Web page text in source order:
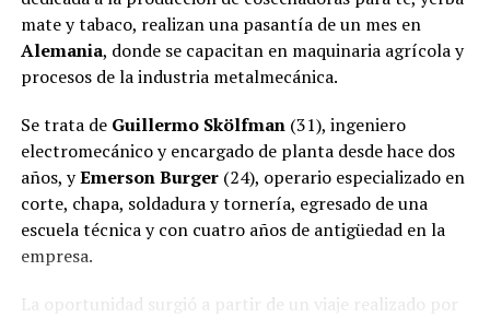
mate y tabaco, realizan una pasantía de un mes en
Alemania, donde se capacitan en maquinaria agrícola y
procesos de la industria metalmecánica.
Se trata de Guillermo Skölfman(31), ingeniero
electromecánico y encargado de planta desde hace dos
años, yEmerson Burger(24), operario especializado en
corte, chapa, soldadura y tornería, egresado de una
escuela técnica y con cuatro años de antigüedad en la
empresa.
La oportunidad surgió a partir de un viaje realizado por